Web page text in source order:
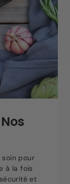
soin pour
à la fois
et